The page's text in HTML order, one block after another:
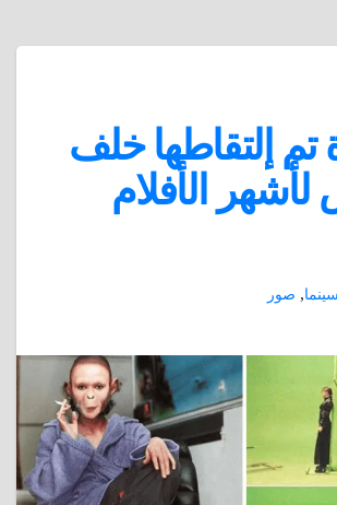
تم إلتقاطها خلف
لأشهر الأفلام
سينما, صور